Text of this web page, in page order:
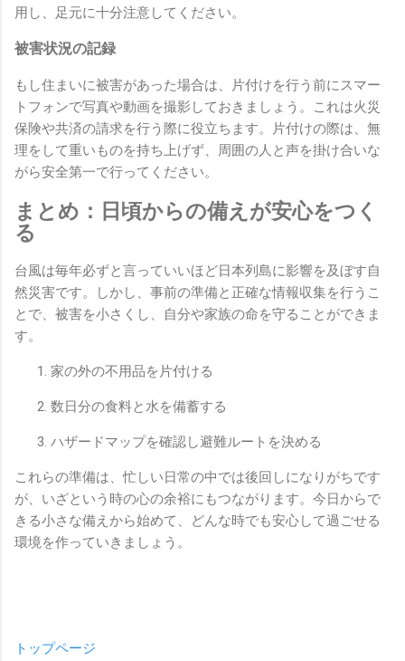
用し、足元に十分注意してください。
被害状況の記録
もし住まいに被害があった場合は、片付けを行う前にスマー
トフォンで写真や動画を撮影しておきましょう。これは火災
保険や共済の請求を行う際に役立ちます。片付けの際は、無
理をして重いものを持ち上げず、周囲の人と声を掛け合いな
がら安全第一で行ってください。
まとめ：日頃からの備えが安心をつく
る
台風は毎年必ずと言っていいほど日本列島に影響を及ぼす自
然災害です。しかし、事前の準備と正確な情報収集を行うこ
とで、被害を小さくし、自分や家族の命を守ることができま
す。
家の外の不用品を片付ける
数日分の食料と水を備蓄する
ハザードマップを確認し避難ルートを決める
これらの準備は、忙しい日常の中では後回しになりがちです
が、いざという時の心の余裕にもつながります。今日からで
きる小さな備えから始めて、どんな時でも安心して過ごせる
環境を作っていきましょう。
トップページ